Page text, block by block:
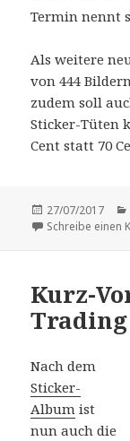
Termin nennt
Als weitere
von 444
zudem soll
Sticker-Tüten
Cent statt 70
Veröffentlicht
am
27/07/2017
Schreibe einen
Kurz-
Trading
Nach dem
Sticker-
Album ist
nun auch die